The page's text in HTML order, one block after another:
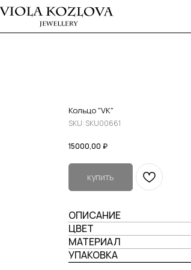
Кольцо "VK"
SKU: SKU00661
15000,00 ₽
купить
ОПИСАНИЕ
ЦВЕТ
МАТЕРИАЛ
УПАКОВКА